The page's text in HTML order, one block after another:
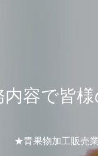
内容で皆
★青果物加工販